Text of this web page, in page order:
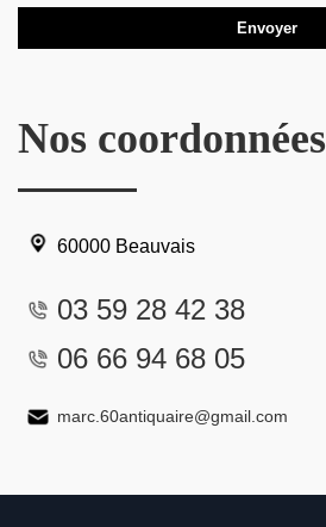
Nos coordonnées
60000 Beauvais
03 59 28 42 38
06 66 94 68 05
marc.60antiquaire@gmail.com